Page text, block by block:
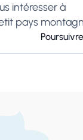
intéresser à
pays
et de